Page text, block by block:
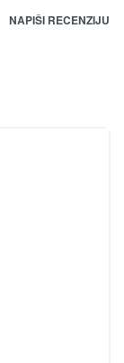
NAPIŠI RECENZIJU